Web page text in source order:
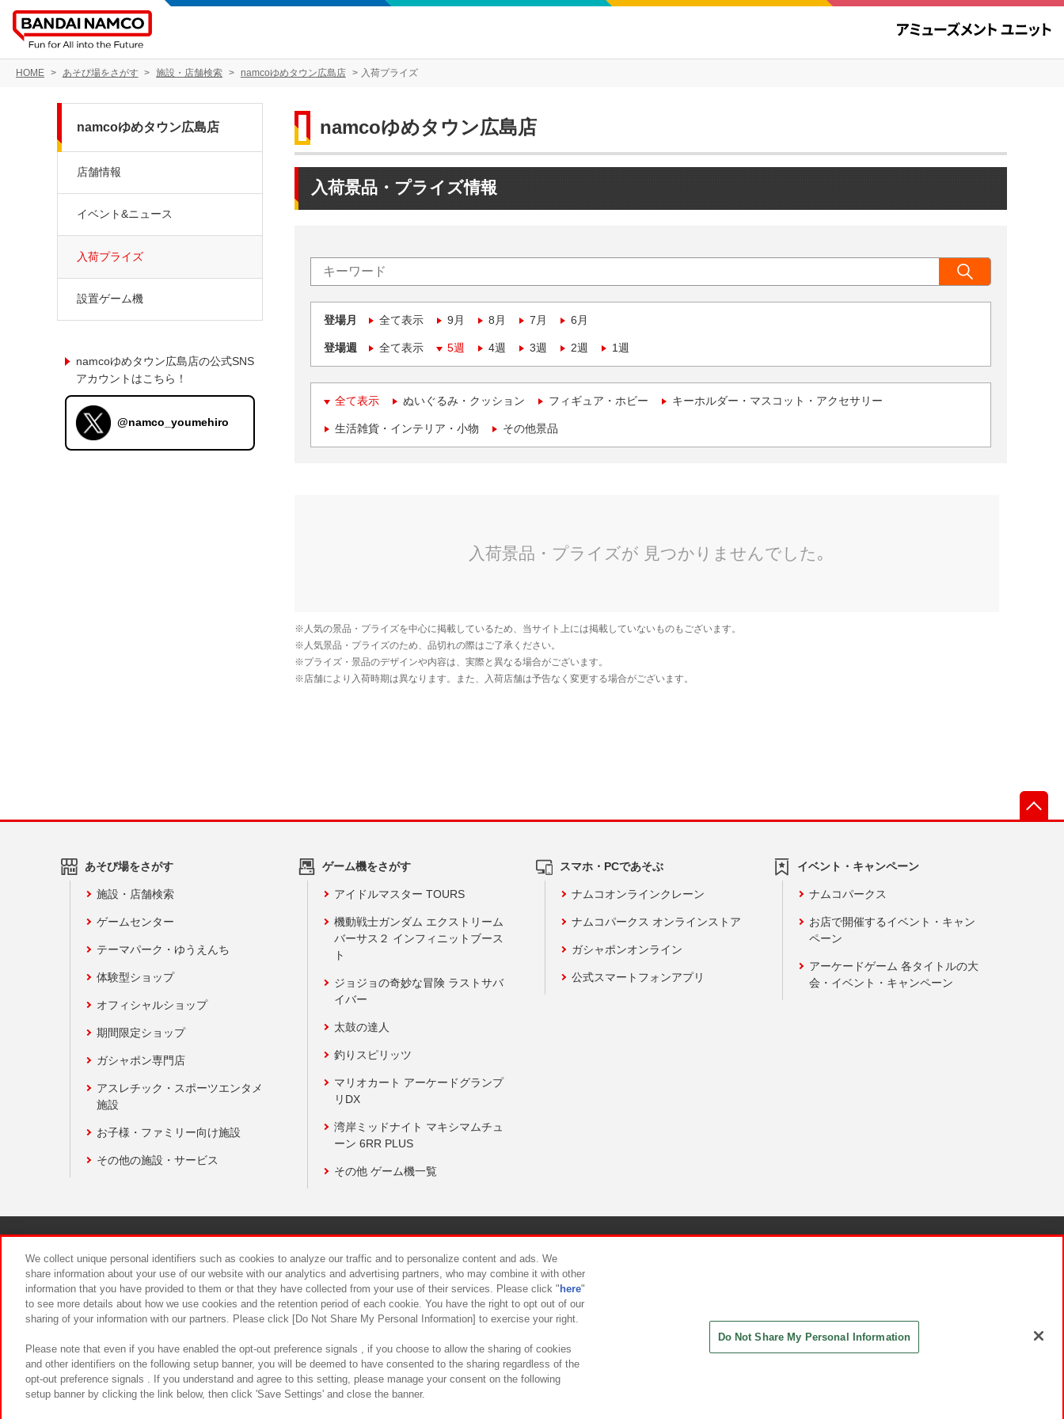
HOME あそび場をさがす 施設・店舗検索 namcoゆめタウン広島店 入荷プライズ
namcoゆめタウン広島店
入荷景品・プライズ情報
登場月 全て表示 9月 8月 7月 6月
登場週 全て表示 5週 4週 3週 2週 1週
全て表示 ぬいぐるみ・クッション フィギュア・ホビー キーホルダー・マスコット・アクセサリー
生活雑貨・インテリア・小物 その他景品
namcoゆめタウン広島店
店舗情報
イベント&ニュース
入荷プライズ
設置ゲーム機
namcoゆめタウン広島店の公式SNS
アカウントはこちら！
@namco_youmehiro
あそび場をさがす
施設・店舗検索
ゲームセンター
テーマパーク・ゆうえんち
体験型ショップ
オフィシャルショップ
期間限定ショップ
ガシャポン専門店
アスレチック・スポーツエンタメ
施設
お子様・ファミリー向け施設
その他の施設・サービス
ゲーム機をさがす
アイドルマスター TOURS
機動戦士ガンダム エクストリーム
バーサス２ インフィニットブース
ト
ジョジョの奇妙な冒険 ラストサバ
イバー
太鼓の達人
釣りスピリッツ
マリオカート アーケードグランプ
リDX
湾岸ミッドナイト マキシマムチュ
ーン 6RR PLUS
その他 ゲーム機一覧
スマホ・PCであそぶ
ナムコオンラインクレーン
ナムコパークス オンラインストア
ガシャポンオンライン
公式スマートフォンアプリ
イベント・キャンペーン
ナムコパークス
お店で開催するイベント・キャン
ペーン
アーケードゲーム 各タイトルの大
会・イベント・キャンペーン
食品のご提供について カスタマーハラスメント対応方針
We collect unique personal identifiers such as cookies to analyze our traffic and to personalize content and ads. We
share information about your use of our website with our analytics and advertising partners, who may combine it with other
information that you have provided to them or that they have collected from your use of their services. Please click " here"
to see more details about how we use cookies and the retention period of each cookie. You have the right to opt out of our
sharing of your information with our partners. Please click [Do Not Share My Personal Information] to exercise your right.
Please note that even if you have enabled the opt-out preference signals , if you choose to allow the sharing of cookies
and other identifiers on the following setup banner, you will be deemed to have consented to the sharing regardless of the
opt-out preference signals . If you understand and agree to this setting, please manage your consent on the following
setup banner by clicking the link below, then click 'Save Settings' and close the banner.
Do Not Share My Personal Information